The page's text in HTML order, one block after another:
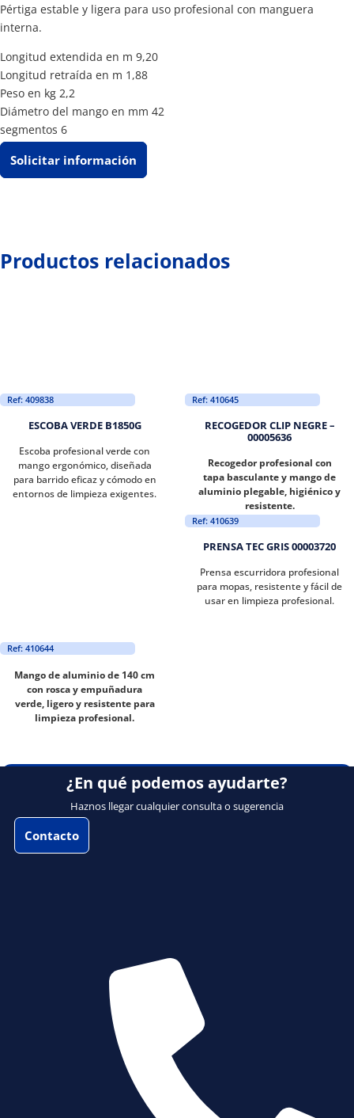
Pértiga estable y ligera para uso profesional con manguera
interna.
Longitud extendida en m 9,20
Longitud retraída en m 1,88
Peso en kg 2,2
Diámetro del mango en mm 42
segmentos 6
Solicitar información
Productos relacionados
Ref: 409838
ESCOBA VERDE B1850G
Escoba profesional verde con
mango ergonómico, diseñada
para barrido eficaz y cómodo en
entornos de limpieza exigentes.
Ref: 410645
RECOGEDOR CLIP NEGRE –
00005636
Recogedor profesional con
tapa basculante y mango de
aluminio plegable, higiénico y
resistente.
Ref: 410644
Mango de aluminio de 140 cm
con rosca y empuñadura
verde, ligero y resistente para
limpieza profesional.
Ref: 410639
PRENSA TEC GRIS 00003720
Prensa escurridora profesional
para mopas, resistente y fácil de
usar en limpieza profesional.
¿En qué podemos ayudarte?
Haznos llegar cualquier consulta o sugerencia
Contacto